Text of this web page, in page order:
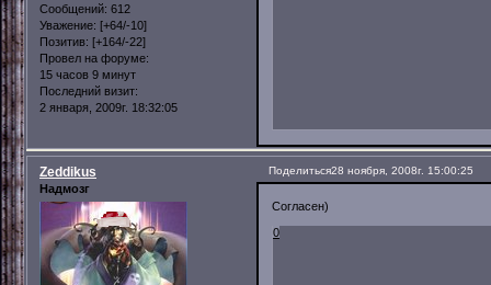
Сообщений: 612
Уважение: [+64/-10]
Позитив: [+164/-22]
Провел на форуме:
15 часов 9 минут
Последний визит:
2 января, 2009г. 18:32:05
Поделиться28 ноября, 2008г. 15:00:25
Zeddikus
Надмозг
Согласен)
0